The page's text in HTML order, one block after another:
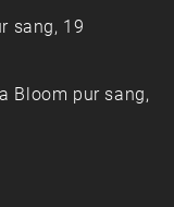
sang, 19
Bloom pur sang,